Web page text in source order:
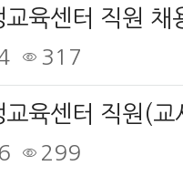
317
육센터 직원(
299